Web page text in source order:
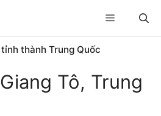
Menu
thành Trung Quốc
Tô, Trung